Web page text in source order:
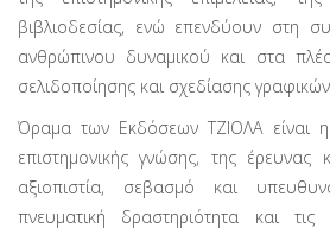
βιβλιοδεσίας, ενώ επενδύουν στη
ανθρώπινου δυναμικού και στα
σελιδοποίησης και σχεδίασης
Όραμα των Εκδόσεων ΤΖΙΟΛΑ είναι
επιστημονικής γνώσης, της έρευνας
αξιοπιστία, σεβασμό και
πνευματική δραστηριότητα και τις